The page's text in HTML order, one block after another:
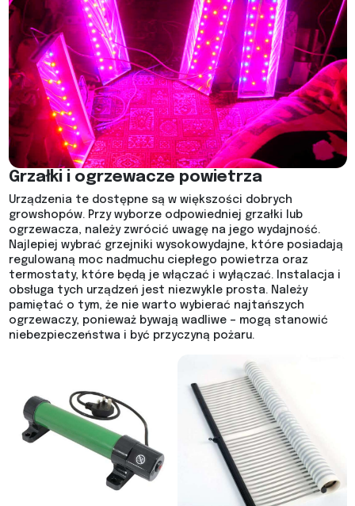
Grzałki i ogrzewacze powietrza
Urządzenia te dostępne są w większości dobrych
growshopów. Przy wyborze odpowiedniej grzałki lub
ogrzewacza, należy zwrócić uwagę na jego wydajność.
Najlepiej wybrać grzejniki wysokowydajne, które posiadają
regulowaną moc nadmuchu ciepłego powietrza oraz
termostaty, które będą je włączać i wyłączać. Instalacja i
obsługa tych urządzeń jest niezwykle prosta. Należy
pamiętać o tym, że nie warto wybierać najtańszych
ogrzewaczy, ponieważ bywają wadliwe – mogą stanowić
niebezpieczeństwa i być przyczyną pożaru.